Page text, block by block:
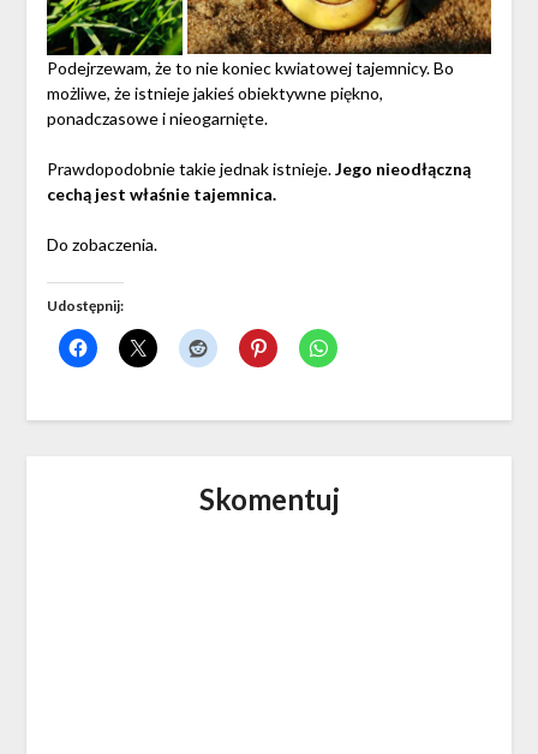
Podejrzewam, że to nie koniec kwiatowej tajemnicy. Bo
możliwe, że istnieje jakieś obiektywne piękno,
ponadczasowe i nieogarnięte.
Prawdopodobnie takie jednak istnieje.Jego nieodłączną
cechą jest właśnie tajemnica.
Do zobaczenia.
Udostępnij:
Skomentuj